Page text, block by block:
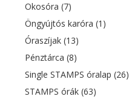
Okosóra(7)
Öngyújtós karóra(1)
Óraszíjak(13)
Pénztárca(8)
Single STAMPS óralap(26)
STAMPS órák(63)